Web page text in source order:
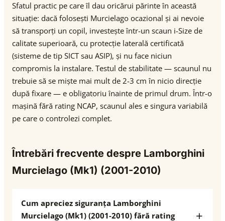
Sfatul practic pe care îl dau oricărui părinte în această
situație: dacă folosești Murcielago ocazional și ai nevoie
să transporți un copil, investește într-un scaun i-Size de
calitate superioară, cu protecție laterală certificată
(sisteme de tip SICT sau ASIP), și nu face niciun
compromis la instalare. Testul de stabilitate — scaunul nu
trebuie să se miște mai mult de 2-3 cm în nicio direcție
după fixare — e obligatoriu înainte de primul drum. Într-o
mașină fără rating NCAP, scaunul ales e singura variabilă
pe care o controlezi complet.
Întrebări frecvente despre Lamborghini
Murcielago (Mk1) (2001-2010)
Cum apreciez siguranța Lamborghini
Murcielago (Mk1) (2001-2010) fără rating